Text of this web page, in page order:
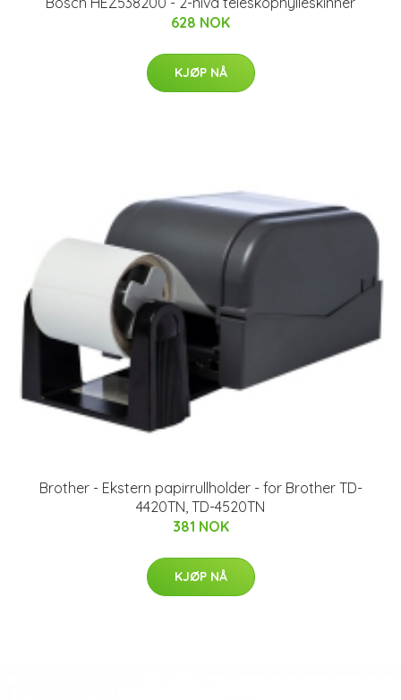
628 NOK
KJØP NÅ
Brother - Ekstern papirrullholder - for Brother TD-
4420TN, TD-4520TN
381 NOK
KJØP NÅ